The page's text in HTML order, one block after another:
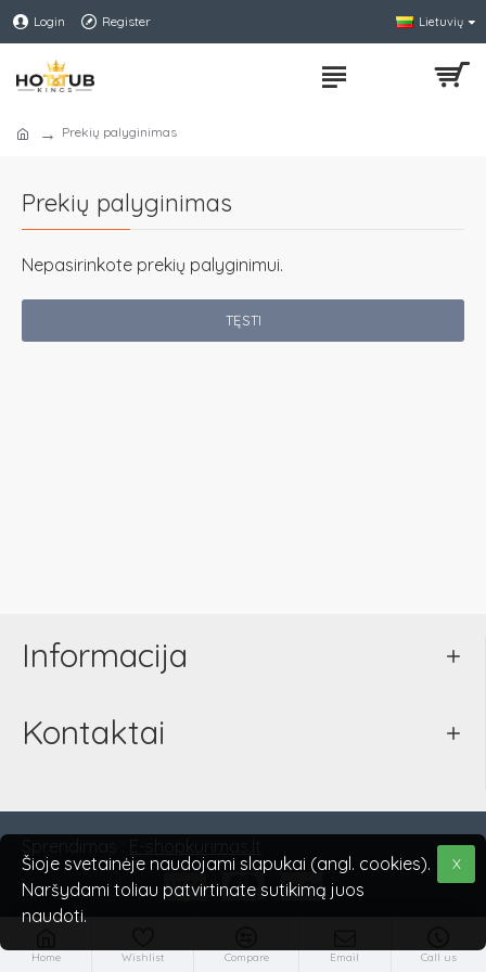
Login Register Lietuvių
Prekių palyginimas
Prekių palyginimas
Nepasirinkote prekių palyginimui.
TĘSTI
Informacija
Kontaktai
Home Wishlist Compare Email Call us
X
Šioje svetainėje naudojami slapukai (angl. cookies).
Naršydami toliau patvirtinate sutikimą juos
naudoti.